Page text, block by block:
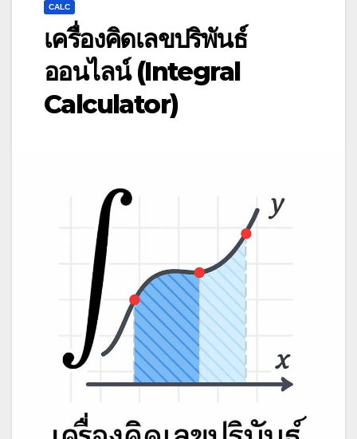
CALC
เครื่องคิดเลขปริพันธ์
ออนไลน์ (Integral
Calculator)